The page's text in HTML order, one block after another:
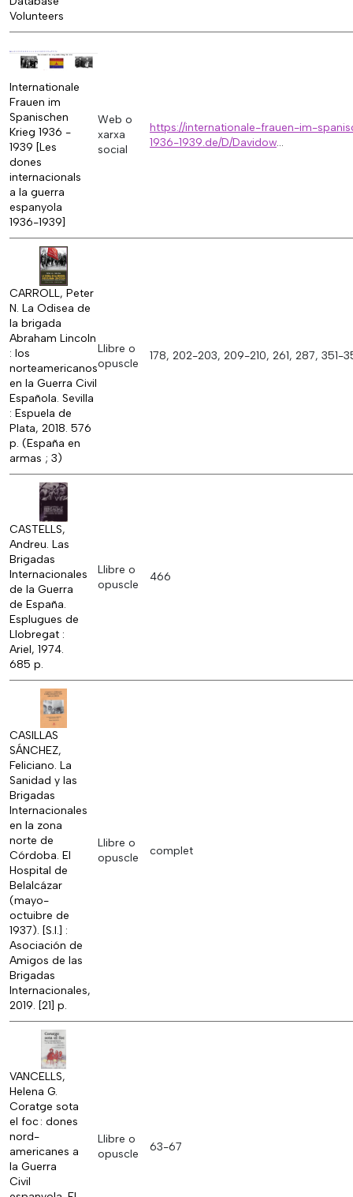
Volunteers
Internationale
Frauen im
Spanischen
Krieg 1936 -
1939 [Les
dones
internacionals
a la guerra
espanyola
1936-1939]
Web o
xarxa
social
https://internationale-frauen-im-
1936-1939.de/D/Davidow...
CARROLL, Peter
N. La Odisea de
la brigada
Abraham Lincoln
: los
norteamericanos
en la Guerra Civil
Española. Sevilla
: Espuela de
Plata, 2018. 576
p. (España en
armas ; 3)
Llibre o
opuscle
178, 202-203, 209-210, 261, 287, 351-
CASTELLS,
Andreu. Las
Brigadas
Internacionales
de la Guerra
de España.
Esplugues de
Llobregat :
Ariel, 1974.
685 p.
Llibre o
opuscle
466
CASILLAS
SÁNCHEZ,
Feliciano. La
Sanidad y las
Brigadas
Internacionales
en la zona
norte de
Córdoba. El
Hospital de
Belalcázar
(mayo-
octuibre de
1937). [S.l.] :
Asociación de
Amigos de las
Brigadas
Internacionales,
2019. [21] p.
Llibre o
opuscle
complet
VANCELLS,
Helena G.
Coratge sota
el foc : dones
nord-
americanes a
la Guerra
Civil
Llibre o
opuscle
63-67